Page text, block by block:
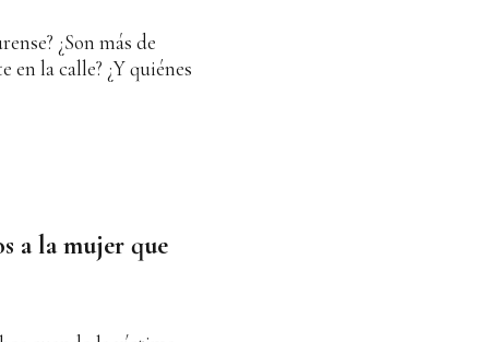
¿Son más de
en la calle? ¿Y quiénes
a la mujer que